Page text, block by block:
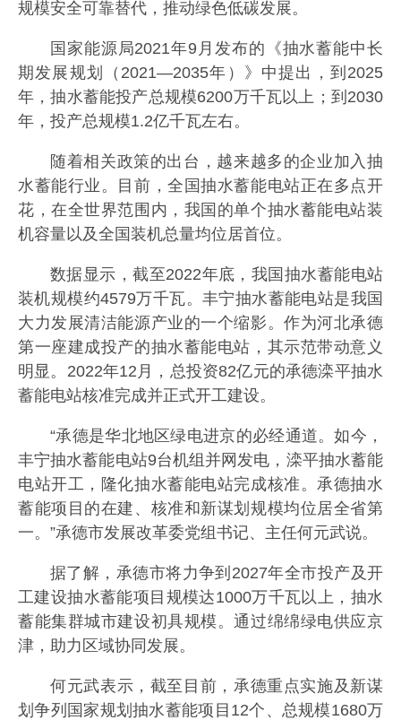
规模安全可靠替代，推动绿色低碳发展。
国家能源局2021年9月发布的《抽水蓄能中长
期发展规划（2021—2035年）》中提出，到2025
年，抽水蓄能投产总规模6200万千瓦以上；到2030
年，投产总规模1.2亿千瓦左右。
随着相关政策的出台，越来越多的企业加入抽
水蓄能行业。目前，全国抽水蓄能电站正在多点开
花，在全世界范围内，我国的单个抽水蓄能电站装
机容量以及全国装机总量均位居首位。
数据显示，截至2022年底，我国抽水蓄能电站
装机规模约4579万千瓦。丰宁抽水蓄能电站是我国
大力发展清洁能源产业的一个缩影。作为河北承德
第一座建成投产的抽水蓄能电站，其示范带动意义
明显。2022年12月，总投资82亿元的承德滦平抽水
蓄能电站核准完成并正式开工建设。
“承德是华北地区绿电进京的必经通道。如今，
丰宁抽水蓄能电站9台机组并网发电，滦平抽水蓄能
电站开工，隆化抽水蓄能电站完成核准。承德抽水
蓄能项目的在建、核准和新谋划规模均位居全省第
一。”承德市发展改革委党组书记、主任何元武说。
据了解，承德市将力争到2027年全市投产及开
工建设抽水蓄能项目规模达1000万千瓦以上，抽水
蓄能集群城市建设初具规模。通过绵绵绿电供应京
津，助力区域协同发展。
何元武表示，截至目前，承德重点实施及新谋
划争列国家规划抽水蓄能项目12个、总规模1680万